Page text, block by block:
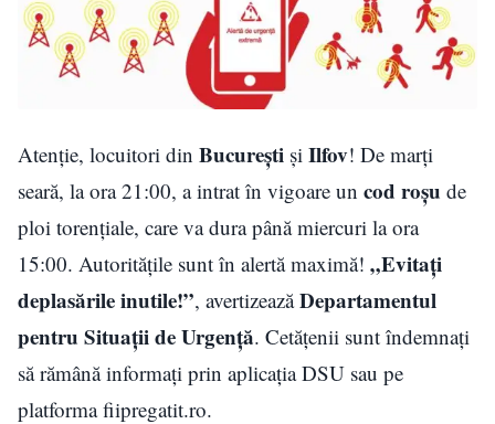
Atenție, locuitori din București și Ilfov! De marți
seară, la ora 21:00, a intrat în vigoare un cod roșu de
ploi torențiale, care va dura până miercuri la ora
15:00. Autoritățile sunt în alertă maximă! „Evitați
deplasările inutile!”, avertizeazăDepartamentul
pentru Situații de Urgență. Cetățenii sunt îndemnați
să rămână informați prin aplicația DSU sau pe
platforma fiipregatit.ro.